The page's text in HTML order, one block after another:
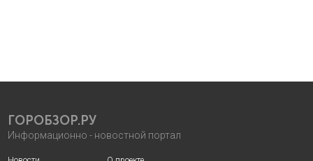
ГОРОБЗОР.РУ
Информационно - новостной портал